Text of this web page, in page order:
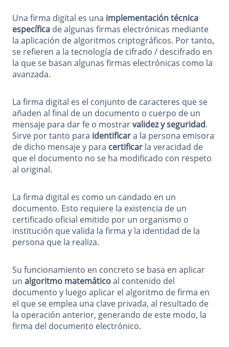
Una firma digital es una implementación técnica
específica de algunas firmas electrónicas mediante
la aplicación de algoritmos criptográficos. Por tanto,
se refieren a la tecnología de cifrado / descifrado en
la que se basan algunas firmas electrónicas como la
avanzada.
La firma digital es el conjunto de caracteres que se
añaden al final de un documento o cuerpo de un
mensaje para dar fe o mostrarvalidez y seguridad.
Sirve por tanto para identificara la persona emisora
de dicho mensaje y para certificar la veracidad de
que el documento no se ha modificado con respeto
al original.
La firma digital es como un candado en un
documento. Esto requiere la existencia de un
certificado oficial emitido por un organismo o
institución que valida la firma y la identidad de la
persona que la realiza.
Su funcionamiento en concreto se basa en aplicar
un algoritmo matemáticoal contenido del
documento y luego aplicar el algoritmo de firma en
el que se emplea una clave privada, al resultado de
la operación anterior, generando de este modo, la
firma del documento electrónico.